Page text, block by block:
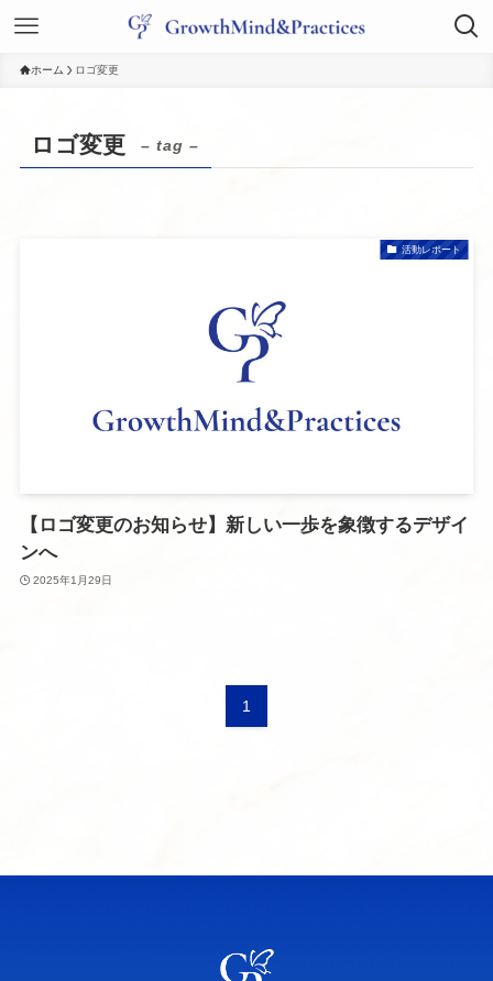
ホーム ロゴ変更
ロゴ変更 – tag –
活動レポート
【ロゴ変更のお知らせ】新しい一歩を象徴するデザイ
ンへ
2025年1月29日
1